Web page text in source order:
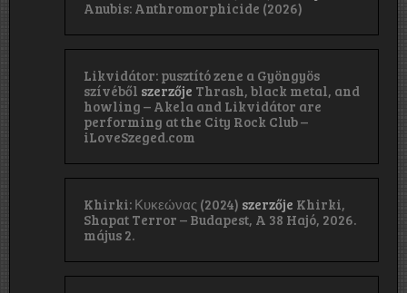
Anubis: Anthromorphicide (2026)
Likvidátor: pusztító zene a Gyöngyös
szívéből szerzője Thrash, black metal, and
howling – Akela and Likvidátor are
performing at the City Rock Club –
iLoveSzeged.com
Khirki: Κ​υ​κ​ε​ώ​ν​α​ς (2024) szerzője Khirki,
Shapat Terror – Budapest, A 38 Hajó, 2026.
május 2.